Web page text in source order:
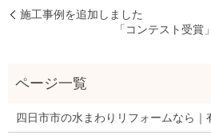
施工事例を追加しました
「コンテスト受
四日市市の水まわりリフォームなら｜